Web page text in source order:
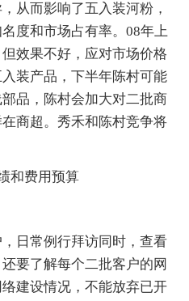
从而影响了五入装河粉，
度和市场占有率。08年上
效果不好，应对市场价格
装产品，下半年陈村可能
品，陈村会加大对二批商
商超。秀禾和陈村竞争将
和费用预算
日常例行拜访同时，查看
要了解每个二批客户的网
建设情况，不能放弃已开